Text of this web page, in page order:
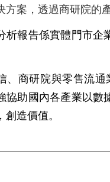
方案，透過商研院的
析報告係實體門市企
、商研院與零售流
協助國內各產業以數
創造價值。